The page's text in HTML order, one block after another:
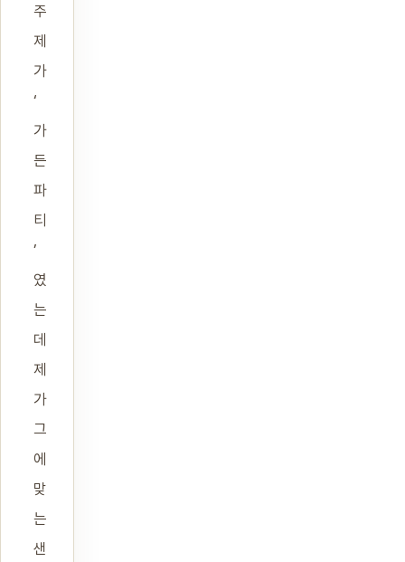
주
제
가
‘
가
든
파
티
’
였
는
데
제
가
그
에
맞
는
샌